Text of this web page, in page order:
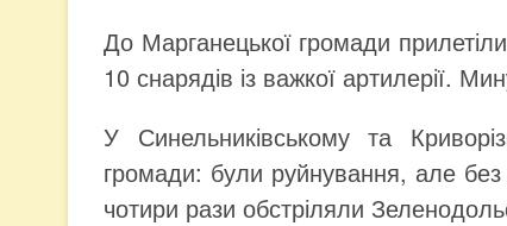
До Марганецької громади
10 снарядів із важкої артилерії.
У Синельниківському та
громади: були руйнування, але
чотири рази обстріляли